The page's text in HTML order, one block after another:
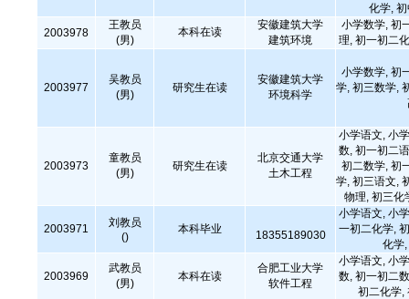
化学,
2003978
王教员
(男)
本科在读
安徽建筑大学
建筑环境
小学数学, 初
理, 初一初二
2003977
吴教员
(男)
研究生在读
安徽建筑大学
环境科学
小学数学, 初
学, 初三数学,
2003973
童教员
(男)
研究生在读
北京交通大学
土木工程
小学语文, 小
数, 初一初二
初二数学, 初
学, 初三语文,
物理, 初三化
2003971
刘教员
()
本科毕业 18355189030
小学语文, 小
一初二化学,
化学
2003969
武教员
(男)
本科在读
合肥工业大学
软件工程
小学语文, 小
数, 初一初二
初二化学,